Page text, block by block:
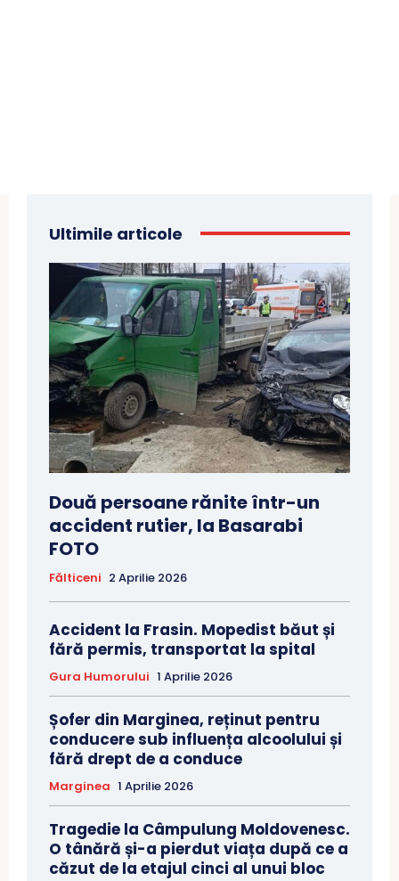
Ultimile articole
Două persoane rănite într-un
accident rutier, la Basarabi
FOTO
Fălticeni 2 Aprilie 2026
Accident la Frasin. Mopedist băut și
fără permis, transportat la spital
Gura Humorului 1 Aprilie 2026
Șofer din Marginea, reținut pentru
conducere sub influența alcoolului și
fără drept de a conduce
Marginea 1 Aprilie 2026
Tragedie la Câmpulung Moldovenesc.
O tânără și-a pierdut viața după ce a
căzut de la etajul cinci al unui bloc